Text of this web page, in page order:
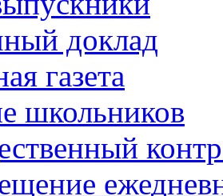
доклад
газета
школьников